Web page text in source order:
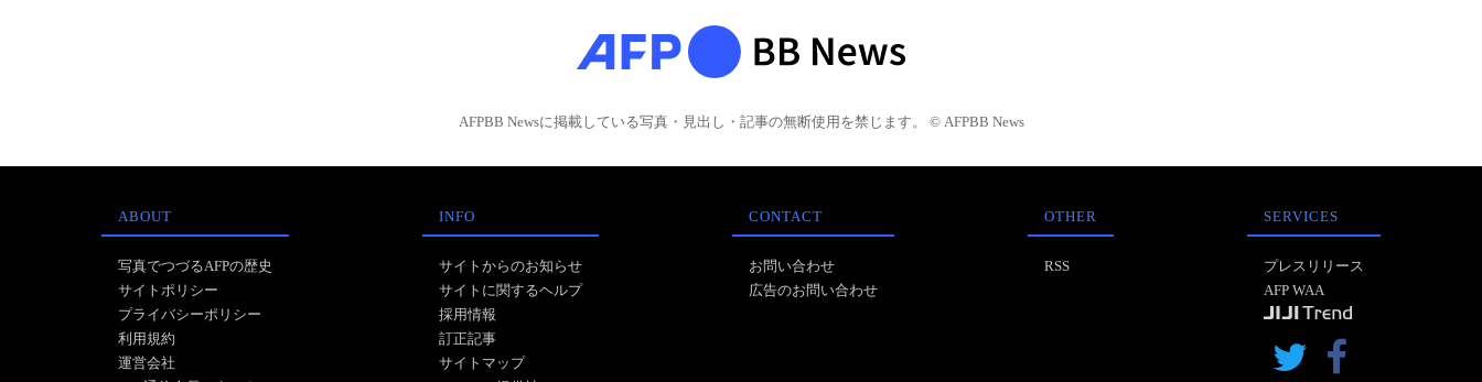
AFPBB Newsに掲載している写真・見出し・記事の無断使用を禁じます。 © AFPBB News
ABOUT
写真でつづるAFPの歴史
サイトポリシー
プライバシーポリシー
利用規約
運営会社
INFO
サイトからのお知らせ
サイトに関するヘルプ
採用情報
訂正記事
サイトマップ
CONTACT
お問い合わせ
広告のお問い合わせ
OTHER
RSS
SERVICES
プレスリリース
AFP WAA